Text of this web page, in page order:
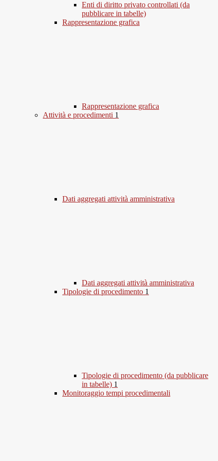
Enti di diritto privato controllati (da
pubblicare in tabelle)
Rappresentazione grafica
Rappresentazione grafica
Attività e procedimenti 1
Dati aggregati attività amministrativa
Dati aggregati attività amministrativa
Tipologie di procedimento 1
Tipologie di procedimento (da pubblicare
in tabelle) 1
Monitoraggio tempi procedimentali